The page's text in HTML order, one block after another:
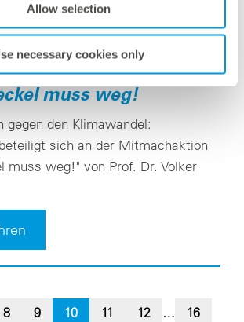
Allow selection
necessary cookies only
2019
muss weg!
gegen den Klimawandel:
sich an der Mitmachaktion
muss weg!" von Prof. Dr. Volker
8 9 10 11 12 … 16